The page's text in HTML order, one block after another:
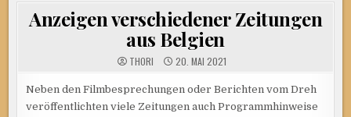
Anzeigen verschiedener Zeitungen
aus Belgien
THORI 20. MAI 2021
Neben den Filmbesprechungen oder Berichten vom Dreh
veröffentlichten viele Zeitungen auch Programmhinweise